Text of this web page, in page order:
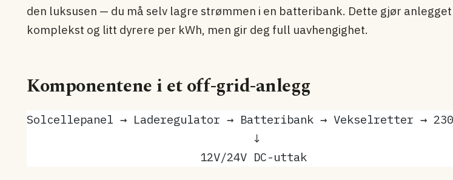
den luksusen — du må selv lagre strømmen i en batteribank. Dette gjør
komplekst og litt dyrere per kWh, men gir deg full uavhengighet.
Komponentene i et off-grid-anlegg
Solcellepanel → Laderegulator → Batteribank → Vekselretter →
                                  ↓
                          12V/24V DC-uttak